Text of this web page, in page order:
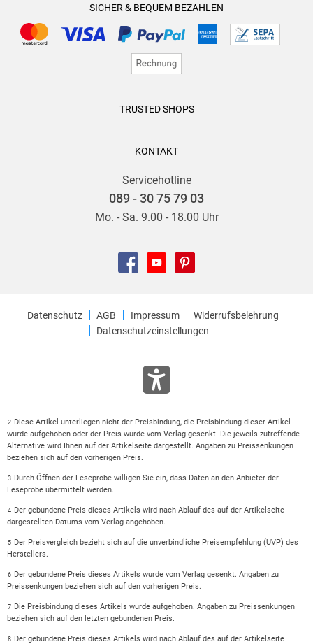
SICHER & BEQUEM BEZAHLEN
TRUSTED SHOPS
KONTAKT
Servicehotline
089 - 30 75 79 03
Mo. - Sa. 9.00 - 18.00 Uhr
Datenschutz AGB Impressum
Widerrufsbelehrung
Datenschutzeinstellungen
2 Diese Artikel unterliegen nicht der Preisbindung, die Preisbindung dieser Artikel
wurde aufgehoben oder der Preis wurde vom Verlag gesenkt. Die jeweils zutreffende
Alternative wird Ihnen auf der Artikelseite dargestellt. Angaben zu Preissenkungen
beziehen sich auf den vorherigen Preis.
3 Durch Öffnen der Leseprobe willigen Sie ein, dass Daten an den Anbieter der
Leseprobe übermittelt werden.
4 Der gebundene Preis dieses Artikels wird nach Ablauf des auf der Artikelseite
dargestellten Datums vom Verlag angehoben.
5 Der Preisvergleich bezieht sich auf die unverbindliche Preisempfehlung (UVP) des
Herstellers.
6 Der gebundene Preis dieses Artikels wurde vom Verlag gesenkt. Angaben zu
Preissenkungen beziehen sich auf den vorherigen Preis.
7 Die Preisbindung dieses Artikels wurde aufgehoben. Angaben zu Preissenkungen
beziehen sich auf den letzten gebundenen Preis.
8 Der gebundene Preis dieses Artikels wird nach Ablauf des auf der Artikelseite